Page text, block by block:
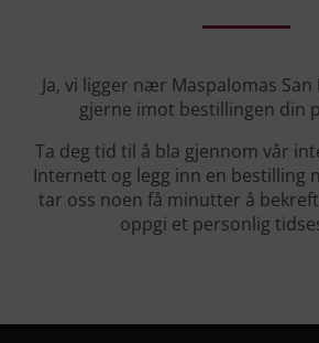
Ja, vi ligger nær Maspalomas
gjerne imot bestillingen din
Ta deg tid til å bla gjennom vår
Internett og legg inn en bestilling
tar oss noen få minutter å
oppgi et personlig